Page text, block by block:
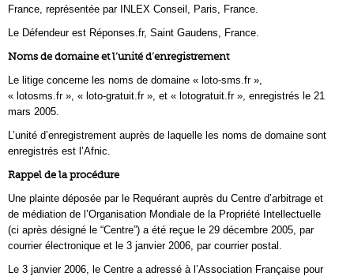
France, représentée par INLEX Conseil, Paris, France.
Le Défendeur est Réponses.fr, Saint Gaudens, France.
Noms de domaine et l’unité d’enregistrement
Le litige concerne les noms de domaine « loto-sms.fr »,
« lotosms.fr », « loto-gratuit.fr », et « lotogratuit.fr », enregistrés le 21
mars 2005.
L’unité d’enregistrement auprès de laquelle les noms de domaine sont
enregistrés est l’Afnic.
Rappel de la procédure
Une plainte déposée par le Requérant auprès du Centre d’arbitrage et
de médiation de l’Organisation Mondiale de la Propriété Intellectuelle
(ci après désigné le “Centre”) a été reçue le 29 décembre 2005, par
courrier électronique et le 3 janvier 2006, par courrier postal.
Le 3 janvier 2006, le Centre a adressé à l’Association Française pour